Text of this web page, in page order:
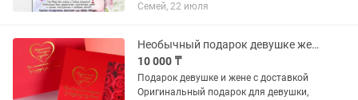
виде - 2000 тг. Распечатать можно
Для...
Семей, 22 июля
Необычный подарок девушке жемчуг в ракушке
10 000 ₸
Подарок девушке и жене с доставкой
Оригинальный подарок для девушки,